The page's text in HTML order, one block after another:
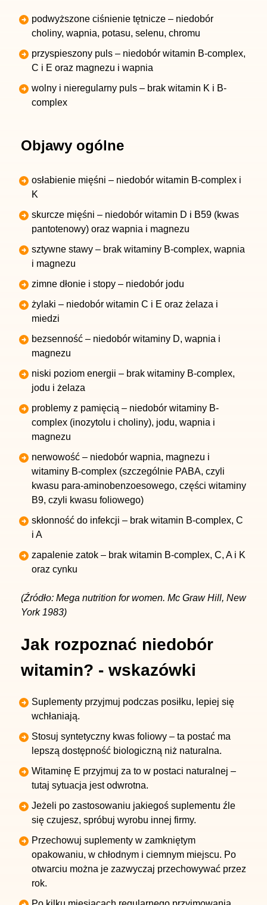
podwyższone ciśnienie tętnicze – niedobór
choliny, wapnia, potasu, selenu, chromu
przyspieszony puls – niedobór witamin B-complex,
C i E oraz magnezu i wapnia
wolny i nieregularny puls – brak witamin K i B-
complex
Objawy ogólne
osłabienie mięśni – niedobór witamin B-complex i
K
skurcze mięśni – niedobór witamin D i B59 (kwas
pantotenowy) oraz wapnia i magnezu
sztywne stawy – brak witaminy B-complex, wapnia
i magnezu
zimne dłonie i stopy – niedobór jodu
żylaki – niedobór witamin C i E oraz żelaza i
miedzi
bezsenność – niedobór witaminy D, wapnia i
magnezu
niski poziom energii – brak witaminy B-complex,
jodu i żelaza
problemy z pamięcią – niedobór witaminy B-
complex (inozytolu i choliny), jodu, wapnia i
magnezu
nerwowość – niedobór wapnia, magnezu i
witaminy B-complex (szczególnie PABA, czyli
kwasu para-aminobenzoesowego, części witaminy
B9, czyli kwasu foliowego)
skłonność do infekcji – brak witamin B-complex, C
i A
zapalenie zatok – brak witamin B-complex, C, A i K
oraz cynku
(Źródło: Mega nutrition for women. Mc Graw Hill, New
York 1983)
Jak rozpoznać niedobór
witamin? - wskazówki
Suplementy przyjmuj podczas posiłku, lepiej się
wchłaniają.
Stosuj syntetyczny kwas foliowy – ta postać ma
lepszą dostępność biologiczną niż naturalna.
Witaminę E przyjmuj za to w postaci naturalnej –
tutaj sytuacja jest odwrotna.
Jeżeli po zastosowaniu jakiegoś suplementu źle
się czujesz, spróbuj wyrobu innej firmy.
Przechowuj suplementy w zamkniętym
opakowaniu, w chłodnym i ciemnym miejscu. Po
otwarciu można je zazwyczaj przechowywać przez
rok.